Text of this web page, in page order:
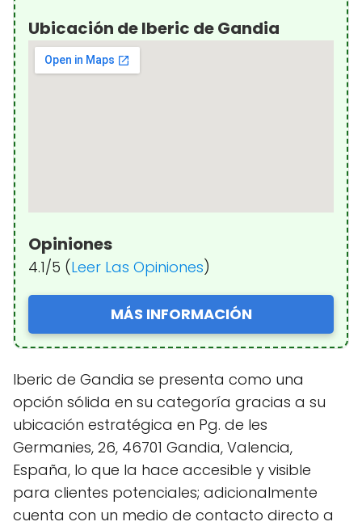
Ubicación de Iberic de Gandia
Opiniones
4.1/5 (Leer Las Opiniones)
MÁS INFORMACIÓN
Iberic de Gandia se presenta como una
opción sólida en su categoría gracias a su
ubicación estratégica en Pg. de les
Germanies, 26, 46701 Gandia, Valencia,
España, lo que la hace accesible y visible
para clientes potenciales; adicionalmente
cuenta con un medio de contacto directo a